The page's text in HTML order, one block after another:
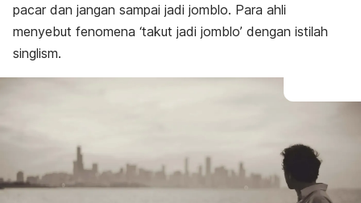
pacar dan jangan sampai jadi jomblo. Para ahli
menyebut fenomena ‘takut jadi jomblo’ dengan istilah
singlism.